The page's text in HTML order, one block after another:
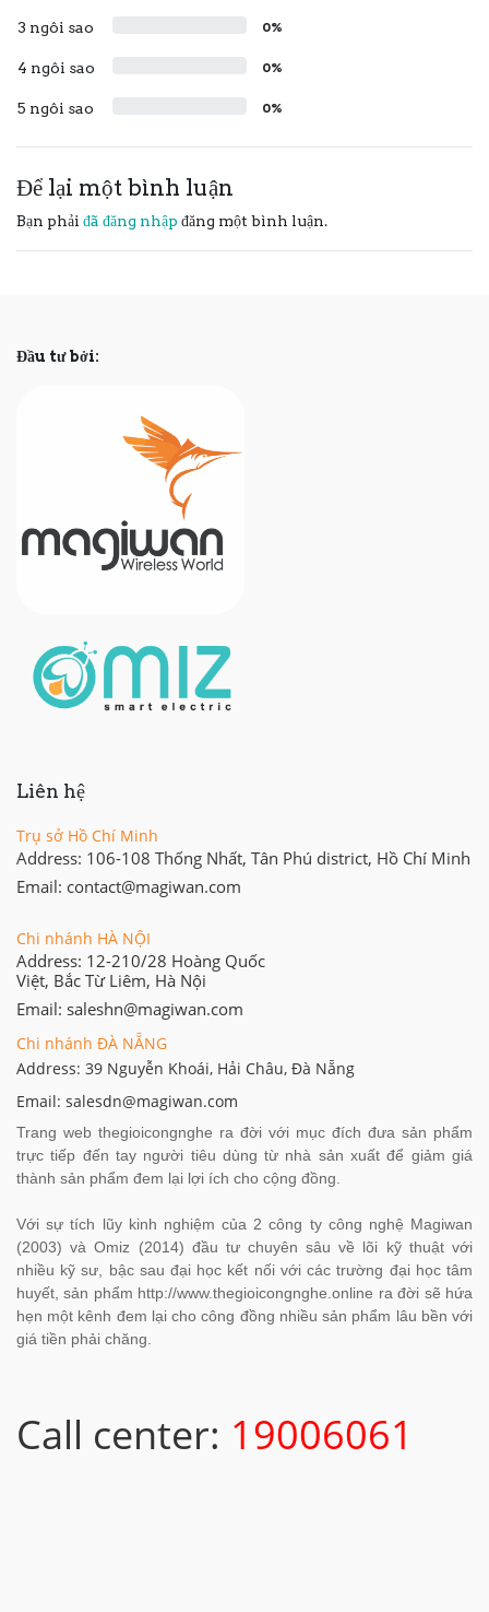
3 ngôi sao 0%
4 ngôi sao 0%
5 ngôi sao 0%
Để lại một bình luận
Bạn phải đã đăng nhập đăng một bình luận.
Đầu tư bởi:
Liên hệ
Trụ sở Hồ Chí Minh
Address: 106-108 Thống Nhất, Tân Phú district, Hồ Chí Minh
Email: contact@magiwan.com
Chi nhánh HÀ NỘI
Address: 12-210/28 Hoàng Quốc
Việt, Bắc Từ Liêm, Hà Nội
Email: saleshn@magiwan.com
Chi nhánh ĐÀ NẴNG
Address: 39 Nguyễn Khoái, Hải Châu, Đà Nẵng
Email: salesdn@magiwan.com
Trang web thegioicongnghe ra đời với mục đích đưa sản phẩm
trực tiếp đến tay người tiêu dùng từ nhà sản xuất để giảm giá
thành sản phẩm đem lại lợi ích cho cộng đồng.
Với sự tích lũy kinh nghiệm của 2 công ty công nghệ Magiwan
(2003) và Omiz (2014) đầu tư chuyên sâu về lõi kỹ thuật với
nhiều kỹ sư, bậc sau đại học kết nối với các trường đại học tâm
huyết, sản phẩm http://www.thegioicongnghe.online ra đời sẽ hứa
hẹn một kênh đem lại cho công đồng nhiều sản phẩm lâu bền với
giá tiền phải chăng.
Call center: 19006061